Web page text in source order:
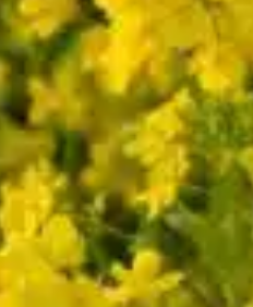
PERPÉTUELLE DE